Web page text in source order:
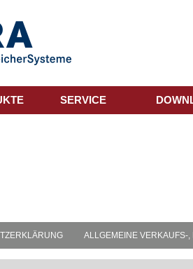
SERVICE
ALLGEMEINE VERKAUFS-